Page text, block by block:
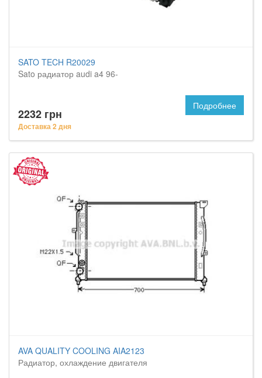
SATO TECH R20029
Sato радиатор audi a4 96-
2232 грн
Доставка 2 дня
Подробнее
AVA QUALITY COOLING AIA2123
Радиатор, охлаждение двигателя